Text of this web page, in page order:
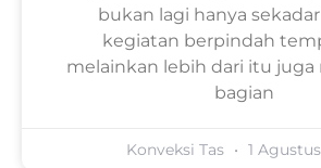
bukan lagi hanya
kegiatan berpindah
melainkan lebih dari itu juga
bagian
Konveksi Tas 1